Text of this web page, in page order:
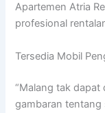
Apartemen Atria
profesional
Tersedia Mobil
“Malang tak dapat
gambaran tentang